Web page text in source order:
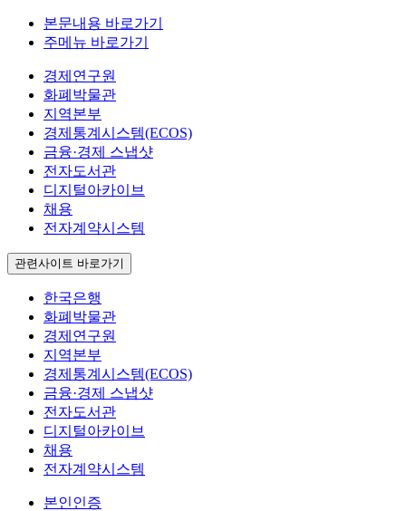
본문내용 바로가기
주메뉴 바로가기
경제연구원
화폐박물관
지역본부
경제통계시스템(ECOS)
금융·경제 스냅샷
전자도서관
디지털아카이브
채용
전자계약시스템
관련사이트 바로가기
한국은행
화폐박물관
경제연구원
지역본부
경제통계시스템(ECOS)
금융·경제 스냅샷
전자도서관
디지털아카이브
채용
전자계약시스템
본인인증